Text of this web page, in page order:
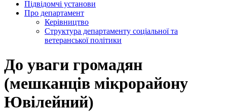
Підвідомчі установи
Про департамент
Керівництво
Структура департаменту соціальної та
ветеранської політики
До уваги громадян
(мешканців мікрорайону
Ювілейний)